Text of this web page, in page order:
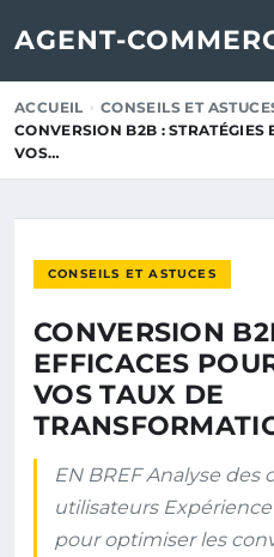
AGENT-
ACCUEIL
CONSEILS ET
CONVERSION B2B : STRATÉGIES
VOS…
CONSEILS ET ASTUCES
CONVERSION
EFFICACES
VOS TAUX DE
EN BREF Analyse
utilisateurs
pour optimiser les